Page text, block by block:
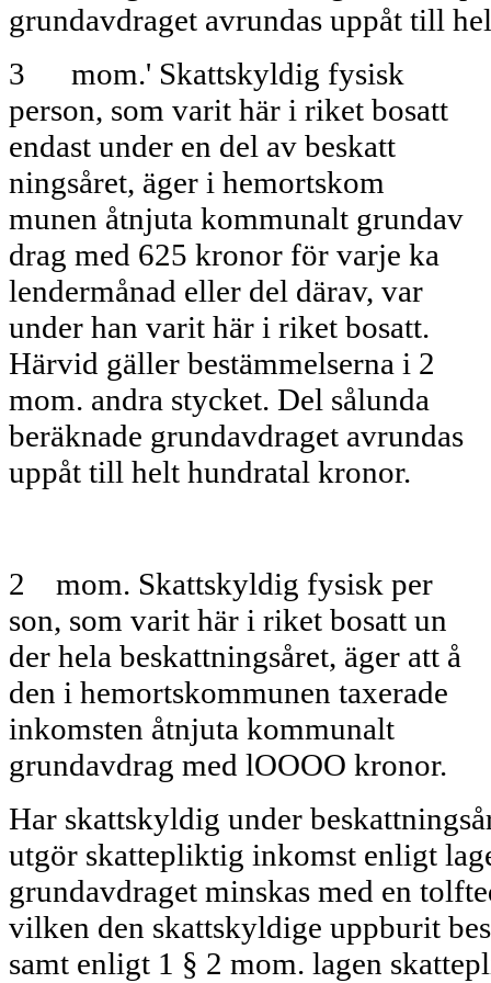
grundavdraget avrundas uppåt till
3 mom.' Skattskyldig fysisk
person, som varit här i riket bosatt
endast under en del av beskatt­
ningsåret, äger i hemortskom­
munen åtnjuta kommunalt grundav­
drag med 625 kronor för varje ka­
lendermånad eller del därav, var­
under han varit här i riket bosatt.
Härvid gäller bestämmelserna i 2
mom. andra stycket. Del sålunda
beräknade grundavdraget avrundas
uppåt till helt hundratal kronor.
2 mom. Skattskyldig fysisk per­
son, som varit här i riket bosatt un­
der hela beskattningsåret, äger att å
den i hemortskommunen taxerade
inkomsten åtnjuta kommunalt
grundavdrag med lOOOO kronor.
Har skattskyldig under
utgör skattepliktig inkomst enligt
grundavdraget minskas med en
vilken den skattskyldige uppburit
samt enligt 1 § 2 mom. lagen